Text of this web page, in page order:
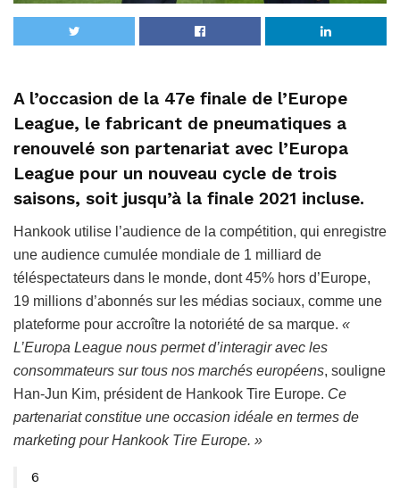
A l’occasion de la 47e finale de l’Europe
League, le fabricant de pneumatiques a
renouvelé son partenariat avec l’Europa
League pour un nouveau cycle de trois
saisons, soit jusqu’à la finale 2021 incluse.
Hankook utilise l’audience de la compétition, qui enregistre
une audience cumulée mondiale de 1 milliard de
téléspectateurs dans le monde, dont 45% hors d’Europe,
19 millions d’abonnés sur les médias sociaux, comme une
plateforme pour accroître la notoriété de sa marque. «
L’Europa League nous permet d’interagir avec les
consommateurs sur tous nos marchés européens, souligne
Han-Jun Kim, président de Hankook Tire Europe. Ce
partenariat constitue une occasion idéale en termes de
marketing pour Hankook Tire Europe. »
6